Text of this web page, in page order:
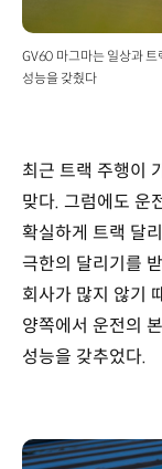
GV60 마그마는 일상과
성능을 갖췄다
최근 트랙 주행이
맞다. 그럼에도 운
확실하게 트랙 달
극한의 달리기를
회사가 많지 않기
양쪽에서 운전의
성능을 갖추었다.